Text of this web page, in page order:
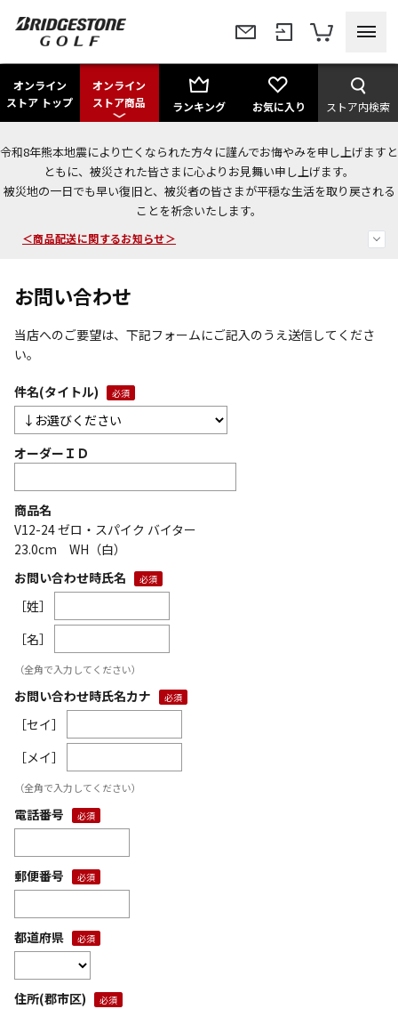
オンライン
ストア トップ
オンライン
ストア商品
ランキング お気に入り ストア内検索
令和8年熊本地震により亡くなられた方々に謹んでお悔やみを申し上げますと
ともに、被災された皆さまに心よりお見舞い申し上げます。
被災地の一日でも早い復旧と、被災者の皆さまが平穏な生活を取り戻される
ことを祈念いたします。
＜夏季休暇中のご注文・発送・お問い合わせ＞
今なら新規会員登録で1,000円OFFクーポンプレゼント！
＜商品配送に関するお知らせ＞
お問い合わせ
当店へのご要望は、下記フォームにご記入のうえ送信してくださ
い。
件名(タイトル)
オーダーＩＤ
商品名
V12-24 ゼロ・スパイク バイター
23.0cm WH（白）
お問い合わせ時氏名
［姓］
［名］
（全角で入力してください）
お問い合わせ時氏名カナ
［セイ］
［メイ］
（全角で入力してください）
電話番号
郵便番号
都道府県
住所(郡市区)